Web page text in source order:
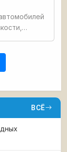
ВСЁ